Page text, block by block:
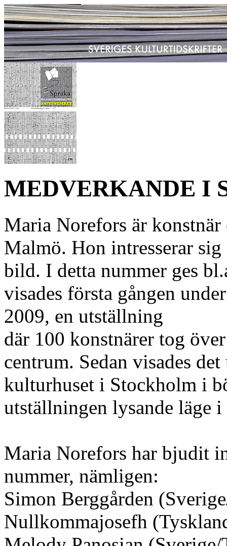
MEDVERKANDE I
Maria Norefors är
Malmö. Hon intresserar
bild. I detta nummer ges
visades första gången
2009, en utställning
där 100 konstnärer tog
centrum. Sedan visades
kulturhuset i Stockholm i
utställningen lysande läge
Maria Norefors har bjudit
nummer, nämligen:
Simon Berggården
Nullkommajosefh